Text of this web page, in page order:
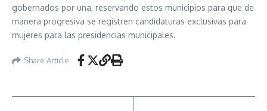
gobernados por una, reservando estos municipios para que de
manera progresiva se registren candidaturas exclusivas para
mujeres para las presidencias municipales.
Share Article